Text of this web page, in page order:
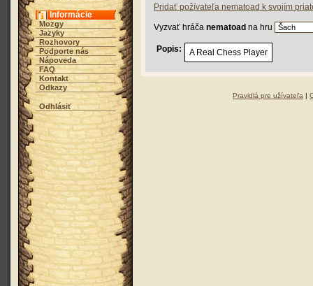
Informácie
Mozgy
Jazyky
Rozhovory
Podporte nás
Nápoveda
FAQ
Kontakt
Odkazy
Odhlásiť
Pridať požívateľa nematoad k svojím
Vyzvať hráča nematoad na hru
Popis: A Real Chess Player
Pravidlá pre užívateľa |